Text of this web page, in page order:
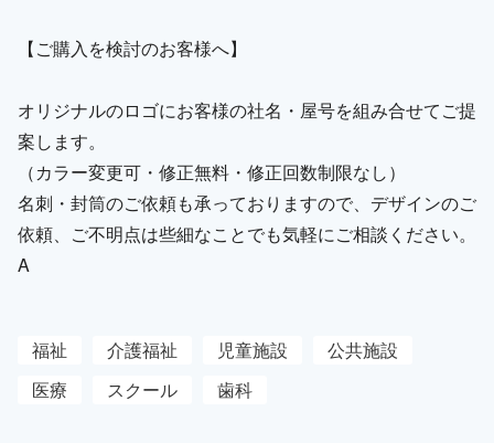
【ご購入を検討のお客様へ】
オリジナルのロゴにお客様の社名・屋号を組み合せてご提
案します。
（カラー変更可・修正無料・修正回数制限なし）
名刺・封筒のご依頼も承っておりますので、デザインのご
依頼、ご不明点は些細なことでも気軽にご相談ください。
A
福祉 介護福祉 児童施設
公共施設
医療
スクール 歯科